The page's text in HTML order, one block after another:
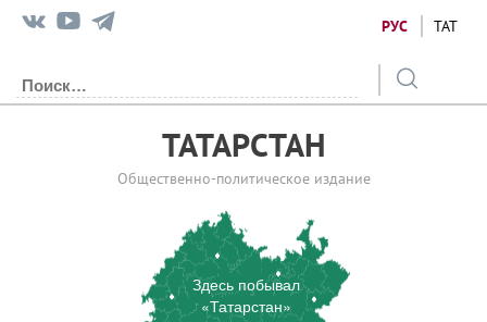
РУС ТАТ
ТАТАРСТАН
Общественно-политическое издание
Здесь побывал
«Татарстан»